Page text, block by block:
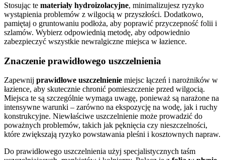
Stosując te materiały hydroizolacyjne, minimalizujesz ryzyko
wystąpienia problemów z wilgocią w przyszłości. Dodatkowo,
pamiętaj o gruntowaniu podłoża, aby poprawić przyczepność folii i
szlamów. Wybierz odpowiednią metodę, aby odpowiednio
zabezpieczyć wszystkie newralgiczne miejsca w łazience.
Znaczenie prawidłowego uszczelnienia
Zapewnij prawidłowe uszczelnienie miejsc łączeń i narożników w
łazience, aby skutecznie chronić pomieszczenie przed wilgocią.
Miejsca te są szczególnie wymaga uwagę, ponieważ są narażone na
intensywne warunki – zarówno na ekspozycję na wodę, jak i ruchy
konstrukcyjne. Niewłaściwe uszczelnienie może prowadzić do
poważnych problemów, takich jak pęknięcia czy nieszczelności,
które zwiększają ryzyko powstawania pleśni i kosztownych napraw.
Do prawidłowego uszczelnienia użyj specjalistycznych taśm